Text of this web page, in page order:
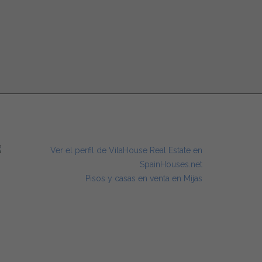
Pisos y casas en venta en Mijas